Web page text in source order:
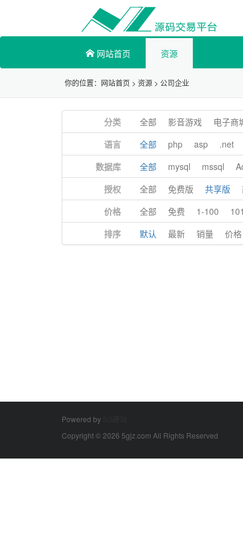
网站首页 资源
你的位置： 网站首页 > 资源 > 公司企业
分类 全部 影音游戏 电子商
语言
全部 php asp .net
数据库
全部 mysql mssql
授权
全部 免费版 共享版
价格
全部 免费 1-100
排序
默认 最新 销量 价格
Powered by
Copyright © 2026 5gjz.com All Rights Reserved